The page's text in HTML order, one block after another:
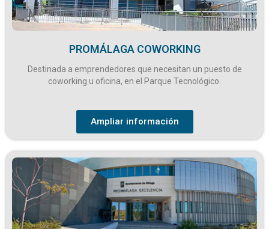
PROMÁLAGA COWORKING
Destinada a emprendedores que necesitan un puesto de
coworking u oficina, en el Parque Tecnológico.
Ampliar información